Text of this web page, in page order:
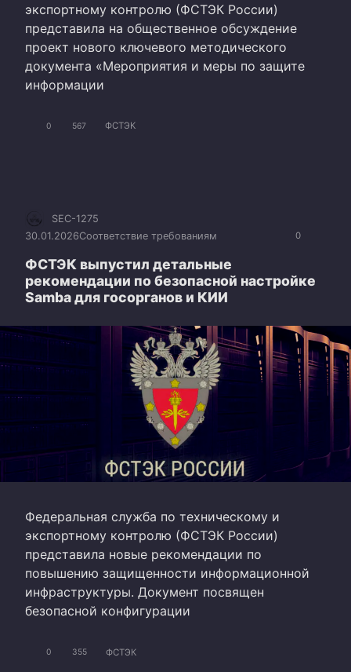
экспортному контролю (ФСТЭК России)
представила на общественное обсуждение
проект нового ключевого методического
документа «Мероприятия и меры по защите
информации
0 567 ФСТЭК
0
SEC-1275
30.01.2026Соответствие требованиям
ФСТЭК выпустил детальные
рекомендации по безопасной настройке
Samba для госорганов и КИИ
Федеральная служба по техническому и
экспортному контролю (ФСТЭК России)
представила новые рекомендации по
повышению защищенности информационной
инфраструктуры. Документ посвящен
безопасной конфигурации
0 355 ФСТЭК